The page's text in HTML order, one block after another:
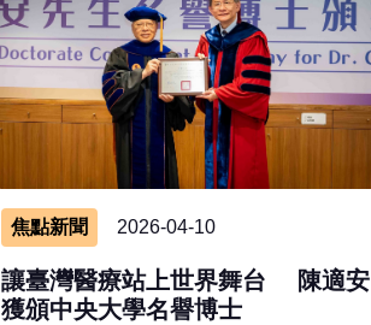
焦點新聞 2026-04-10
讓臺灣醫療站上世界舞台 陳適安
獲頒中央大學名譽博士